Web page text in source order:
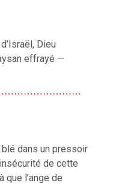
Dieu
effrayé —
dans un pressoir
de cette
que l’ange de